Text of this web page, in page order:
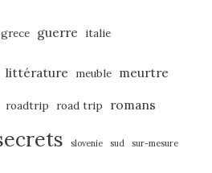
grece guerre italie
littérature meuble meurtre
roadtrip road trip romans
slovenie sud sur-mesure